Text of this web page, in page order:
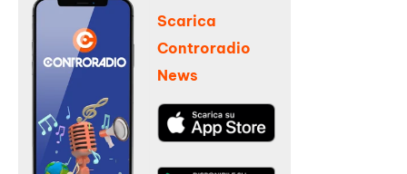
Scarica
Controradio
News